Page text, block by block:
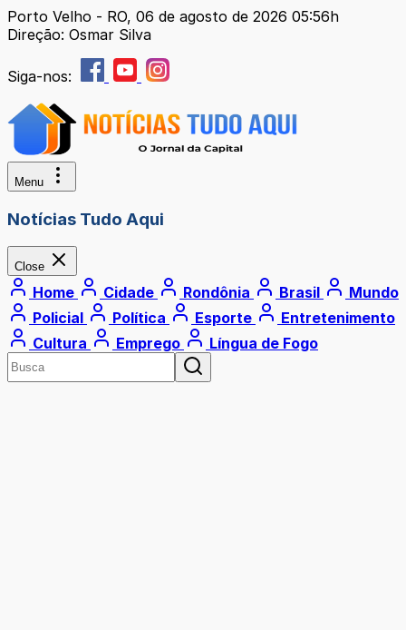
Porto Velho - RO, 06 de agosto de 2026 05:56h
Direção: Osmar Silva
Siga-nos:
Menu
Notícias Tudo Aqui
Close
Home Cidade Rondônia Brasil
Mundo
Policial
Política Esporte
Entretenimento
Cultura
Emprego Língua de Fogo